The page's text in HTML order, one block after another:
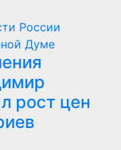
России
Думе
рост цен